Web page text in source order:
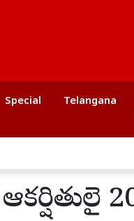
Special Telangana